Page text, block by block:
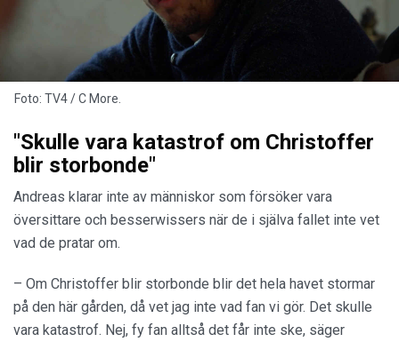
Foto: TV4 / C More.
"Skulle vara katastrof om Christoffer
blir storbonde"
Andreas klarar inte av människor som försöker vara
översittare och besserwissers när de i själva fallet inte vet
vad de pratar om.
– Om Christoffer blir storbonde blir det hela havet stormar
på den här gården, då vet jag inte vad fan vi gör. Det skulle
vara katastrof. Nej, fy fan alltså det får inte ske, säger